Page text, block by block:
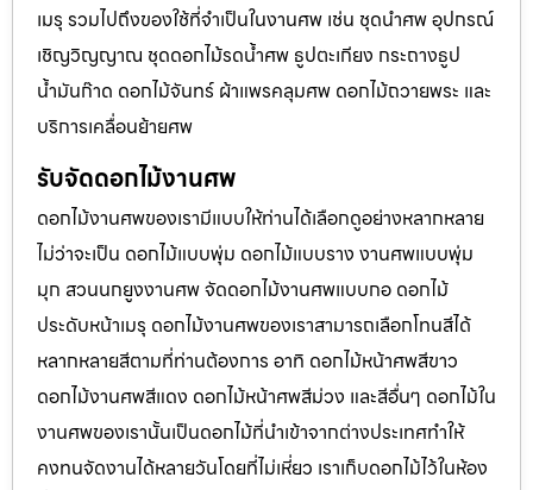
เมรุ รวมไปถึงของใช้ที่จำเป็นในงานศพ เช่น ชุดนำศพ อุปกรณ์
เชิญวิญญาณ ชุดดอกไม้รดน้ำศพ ธูปตะเกียง กระถางธูป
น้ำมันก๊าด ดอกไม้จันทร์ ผ้าแพรคลุมศพ ดอกไม้ถวายพระ และ
บริการเคลื่อนย้ายศพ
รับจัดดอกไม้งานศพ
ดอกไม้งานศพของเรามีแบบให้ท่านได้เลือกดูอย่างหลากหลาย
ไม่ว่าจะเป็น ดอกไม้แบบพุ่ม ดอกไม้แบบราง งานศพแบบพุ่ม
มุก สวนนกยูงงานศพ จัดดอกไม้งานศพแบบกอ ดอกไม้
ประดับหน้าเมรุ ดอกไม้งานศพของเราสามารถเลือกโทนสีได้
หลากหลายสีตามที่ท่านต้องการ อาทิ ดอกไม้หน้าศพสีขาว
ดอกไม้งานศพสีแดง ดอกไม้หน้าศพสีม่วง และสีอื่นๆ ดอกไม้ใน
งานศพของเรานั้นเป็นดอกไม้ที่นำเข้าจากต่างประเทศทำให้
คงทนจัดงานได้หลายวันโดยที่ไม่เหี่ยว เราเก็บดอกไม้ไว้ในห้อง